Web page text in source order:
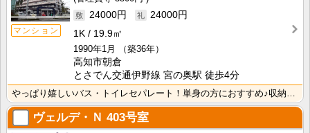
マンション
24000円
24000円
1K
19.9㎡
1990年1月
（築36年）
高知市朝倉
とさでん交通伊野線 宮の奥駅 徒歩4分
ヴェルデ・Ｎ 403号室